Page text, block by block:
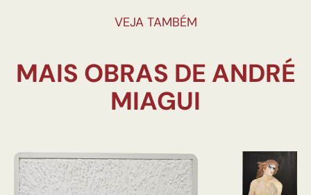
VEJA TAMBÉM
MAIS OBRAS DE ANDRÉ